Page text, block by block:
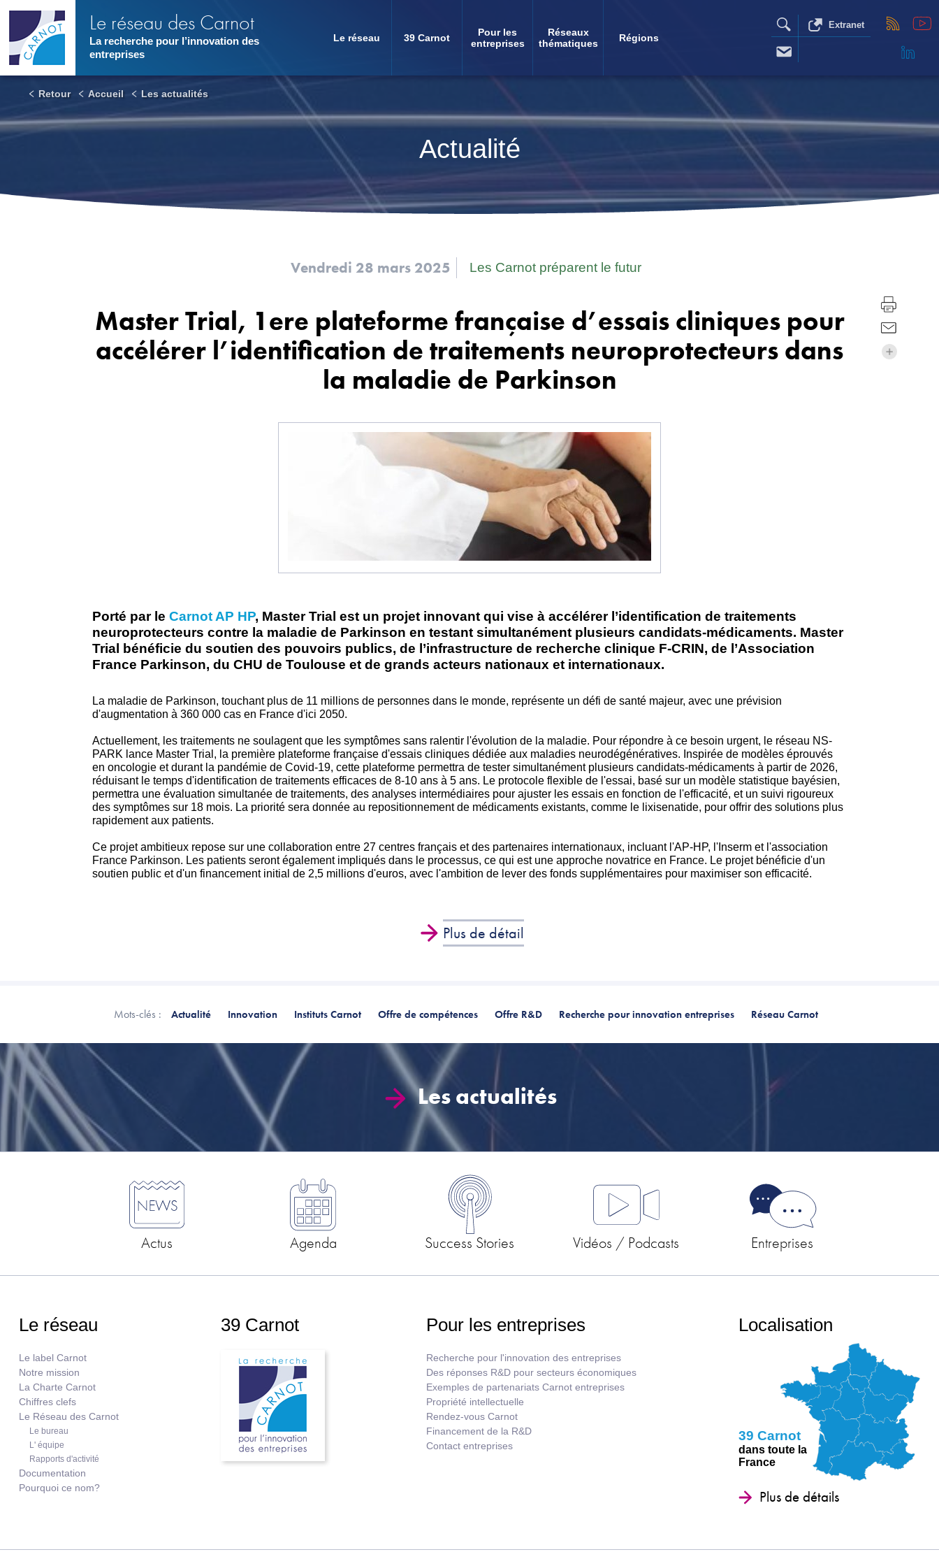
contenu
principal
Le réseau des Carnot
La recherche pour l’innovation des
entreprises
Navigation
principale
Le réseau 39 Carnot
Pour les
entreprises
Réseaux
thématiques
Régions
Extranet
Retour Accueil Les actualités
Actualité
Vendredi 28 mars 2025 Les Carnot préparent le futur
Master Trial, 1ere plateforme française d’essais cliniques pour
accélérer l’identification de traitements neuroprotecteurs dans
la maladie de Parkinson
Porté par le Carnot AP HP, Master Trial est un projet innovant qui vise à accélérer l’identification de traitements
neuroprotecteurs contre la maladie de Parkinson en testant simultanément plusieurs candidats-médicaments. Master
Trial bénéficie du soutien des pouvoirs publics, de l’infrastructure de recherche clinique F-CRIN, de l’Association
France Parkinson, du CHU de Toulouse et de grands acteurs nationaux et internationaux.
La maladie de Parkinson, touchant plus de 11 millions de personnes dans le monde, représente un défi de santé majeur, avec une prévision
d'augmentation à 360 000 cas en France d'ici 2050.
Actuellement, les traitements ne soulagent que les symptômes sans ralentir l'évolution de la maladie. Pour répondre à ce besoin urgent, le réseau NS-
PARK lance Master Trial, la première plateforme française d'essais cliniques dédiée aux maladies neurodégénératives. Inspirée de modèles éprouvés
en oncologie et durant la pandémie de Covid-19, cette plateforme permettra de tester simultanément plusieurs candidats-médicaments à partir de 2026,
réduisant le temps d'identification de traitements efficaces de 8-10 ans à 5 ans. Le protocole flexible de l'essai, basé sur un modèle statistique bayésien,
permettra une évaluation simultanée de traitements, des analyses intermédiaires pour ajuster les essais en fonction de l'efficacité, et un suivi rigoureux
des symptômes sur 18 mois. La priorité sera donnée au repositionnement de médicaments existants, comme le lixisenatide, pour offrir des solutions plus
rapidement aux patients.
Ce projet ambitieux repose sur une collaboration entre 27 centres français et des partenaires internationaux, incluant l'AP-HP, l'Inserm et l'association
France Parkinson. Les patients seront également impliqués dans le processus, ce qui est une approche novatrice en France. Le projet bénéficie d'un
soutien public et d'un financement initial de 2,5 millions d'euros, avec l'ambition de lever des fonds supplémentaires pour maximiser son efficacité.
Plus de détail
Mots-clés : Actualité Innovation Instituts Carnot Offre de compétences Offre R&D Recherche pour innovation entreprises Réseau Carnot
Les actualités
Actus Agenda Success Stories Vidéos / Podcasts Entreprises
Le réseau
Le label Carnot
Notre mission
La Charte Carnot
Chiffres clefs
Le Réseau des Carnot
Le bureau
L' équipe
Rapports d'activité
Documentation
Pourquoi ce nom?
39 Carnot Pour les entreprises
Recherche pour l'innovation des entreprises
Des réponses R&D pour secteurs économiques
Exemples de partenariats Carnot entreprises
Propriété intellectuelle
Rendez-vous Carnot
Financement de la R&D
Contact entreprises
Localisation
39 Carnot
dans toute la
France
Plus de détails